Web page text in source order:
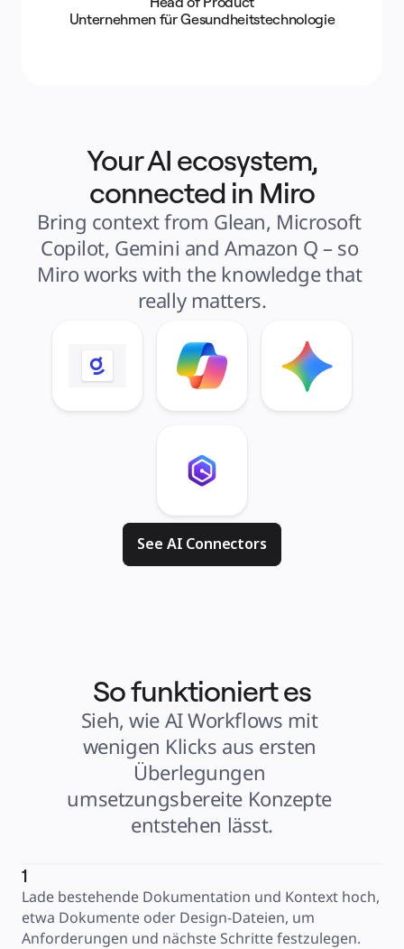
Unternehmen für Gesundheitstechnologie
Your AI ecosystem,
connected in Miro
Bring context from Glean, Microsoft
Copilot, Gemini and Amazon Q – so
Miro works with the knowledge that
really matters.
See AI Connectors
So funktioniert es
Sieh, wie AI Workflows mit
wenigen Klicks aus ersten
Überlegungen
umsetzungsbereite Konzepte
entstehen lässt.
1
Lade bestehende Dokumentation und Kontext hoch,
etwa Dokumente oder Design-Dateien, um
Anforderungen und nächste Schritte festzulegen.